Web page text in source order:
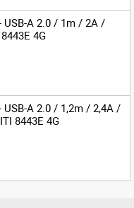
USB-A 2.0 / 1m / 2A /
4G
A 2.0 / 1,2m / 2,4A /
8443E 4G